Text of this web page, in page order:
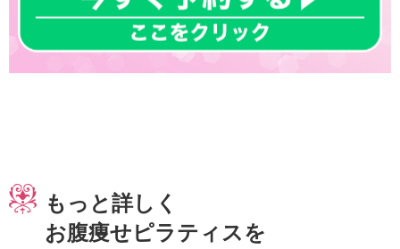
もっと詳しく
お腹痩せピラティスを